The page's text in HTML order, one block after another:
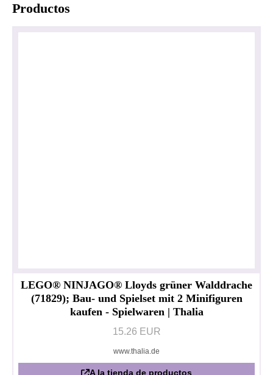
Productos
LEGO® NINJAGO® Lloyds grüner Walddrache
(71829); Bau- und Spielset mit 2 Minifiguren
kaufen - Spielwaren | Thalia
15.26 EUR
www.thalia.de
A la tienda de productos
Política de privacidad